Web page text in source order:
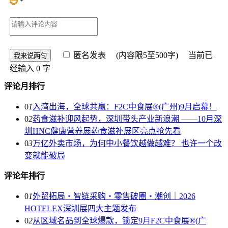
匿名发表
(内容限5至500字) 当前已
经输入 0 字
评论月排行
01 入湾出海，全球共赢：F2C中食展®(广州)9月启幕！
02药食滋补迎风起势，深圳带头产业新浪潮 ——10月深
圳HNC健康营养展药食滋补展区亮点抢先看
03万亿外卖市场，为何中小餐饮越做越难？ 也许一个改
变就能破局
评论年排行
01外贸拓局・智链采购・零售破圈・潮创｜2026
HOTELEX深圳展四大主题发布
02从区域名品到全球爆款，锁定9月F2C中食展®(广